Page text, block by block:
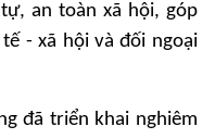
an toàn xã hội, góp
- xã hội và đối ngoại
đã triển khai nghiêm